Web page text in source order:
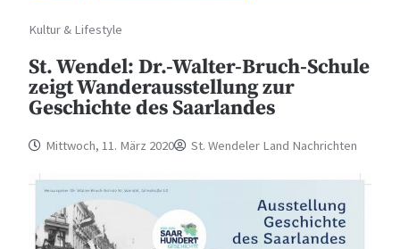
Kultur & Lifestyle
St. Wendel: Dr.-Walter-Bruch-Schule
zeigt Wanderausstellung zur
Geschichte des Saarlandes
Mittwoch, 11. März 2020 St. Wendeler Land Nachrichten